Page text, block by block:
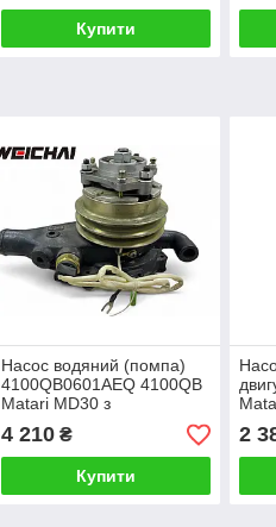
Купити
Насос водяний (помпа)
4100QB0601AEQ 4100QB
Matari MD30 з
термомуфтою
4 210₴
Купити
2